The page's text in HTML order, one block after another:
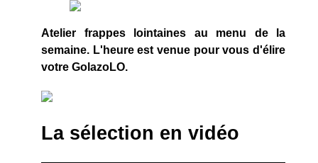
Atelier frappes lointaines au menu de la
semaine. L'heure est venue pour vous d'élire
votre GolazoLO.
La sélection en vidéo